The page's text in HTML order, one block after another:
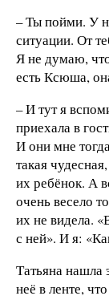
– Ты пойми. У
ситуации. От
Я не думаю,
есть Ксюша,
– И тут я
приехала в
И они мне
такая
их ребёнок. А
очень весело
их не видела.
с ней». И я:
Татьяна нашла
неё в ленте,